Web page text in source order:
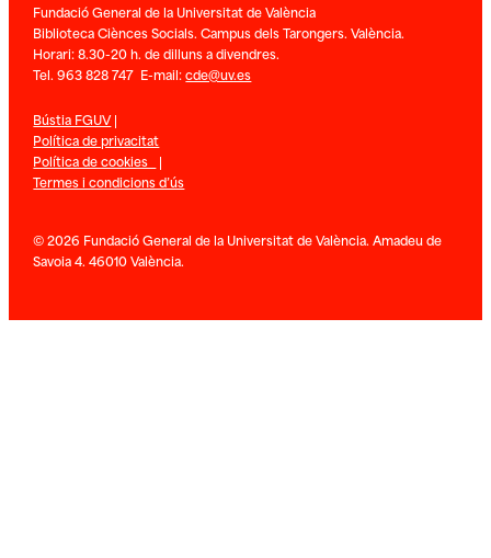
Fundació General de la Universitat de València
Biblioteca Ciènces Socials. Campus dels Tarongers. València.
Horari: 8.30-20 h. de dilluns a divendres.
Tel. 963 828 747 E-mail:cde@uv.es
Bústia FGUV|
Política de privacitat
Política de cookies |
Termes i condicions d’ús
© 2026 Fundació General de la Universitat de València. Amadeu de
Savoia 4. 46010 València.